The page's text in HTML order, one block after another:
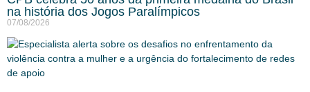
na história dos Jogos Paralímpicos
07/08/2026